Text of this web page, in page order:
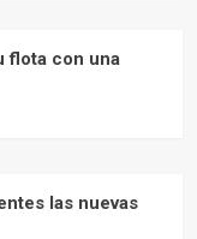
flota con una
las nuevas